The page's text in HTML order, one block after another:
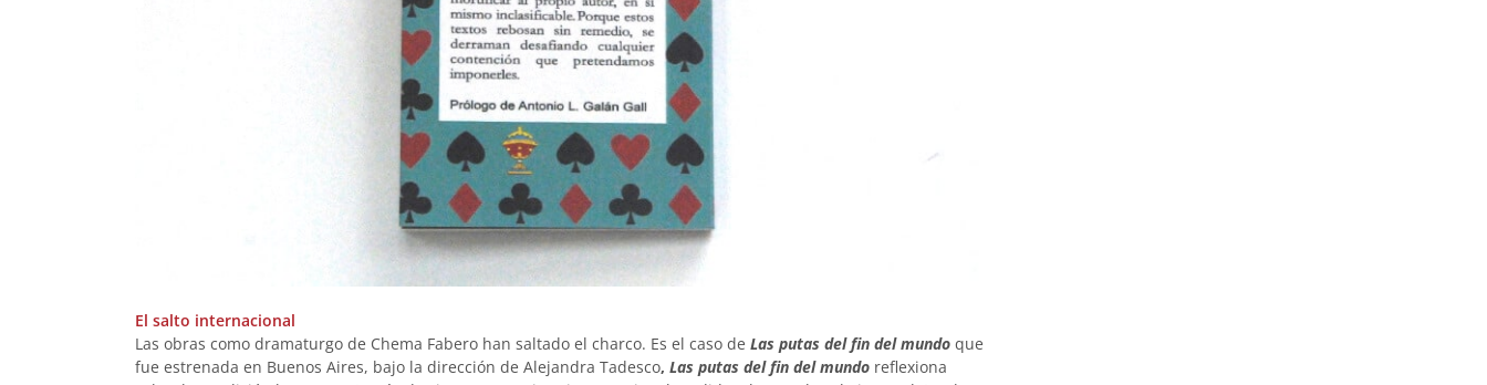
El salto internacional
Las obras como dramaturgo de Chema Fabero han saltado el charco. Es el caso de Las putas del fin del mundo que
fue estrenada en Buenos Aires, bajo la dirección de Alejandra Tadesco, Las putas del fin del mundo reflexiona